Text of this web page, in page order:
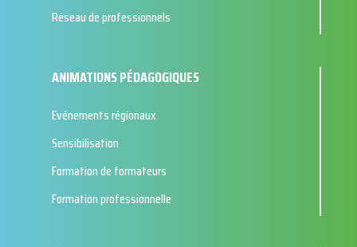
Réseau de professionnels
ANIMATIONS PÉDAGOGIQUES
Evénements régionaux
Sensibilisation
Formation de formateurs
Formation professionnelle